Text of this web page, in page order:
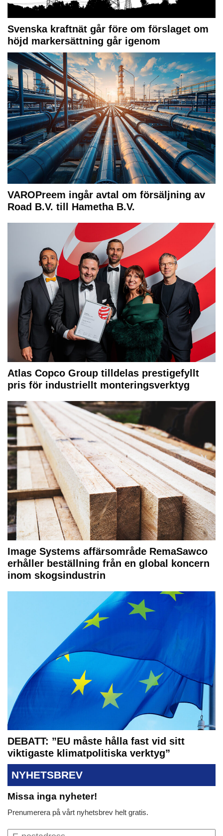
Svenska kraftnät går före om förslaget om
höjd markersättning går igenom
VAROPreem ingår avtal om försäljning av
Road B.V. till Hametha B.V.
Atlas Copco Group tilldelas prestigefyllt
pris för industriellt monteringsverktyg
Image Systems affärsområde RemaSawco
erhåller beställning från en global koncern
inom skogsindustrin
DEBATT: ”EU måste hålla fast vid sitt
viktigaste klimatpolitiska verktyg”
NYHETSBREV
Missa inga nyheter!
Prenumerera på vårt nyhetsbrev helt gratis.